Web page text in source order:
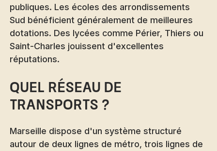
publiques. Les écoles des arrondissements
Sud bénéficient généralement de meilleures
dotations. Des lycées comme Périer, Thiers ou
Saint-Charles jouissent d'excellentes
réputations.
Quel réseau de
transports ?
Marseille dispose d'un système structuré
autour de deux lignes de métro, trois lignes de